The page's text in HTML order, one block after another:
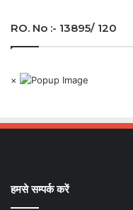
RO. No :- 13895/ 120
×
हमसे सम्पर्क करें